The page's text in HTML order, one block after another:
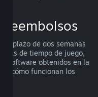
reembolsos
un plazo de dos semanas
de tiempo de juego,
software obtenidos en la
cómo funcionan los